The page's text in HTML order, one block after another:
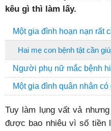
kêu gì thì làm lấy.
Một gia đình hoạn nạn rất
Hai mẹ con bệnh tật cần
Người phụ nữ mắc bệnh
Một gia đình quân nhân
Tuy làm lụng vất vả
được bao nhiêu vì số tiền